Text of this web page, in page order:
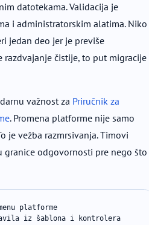
datotekama. Validacija je
i administratorskim alatima. Niko
jedan deo jer je previše
čistije, to put migracije
važnost za Priručnik za
. Promena platforme nije samo
je vežba razmrsivanja. Timovi
odgovornosti pre nego što
platforme
iz šablona i kontrolera